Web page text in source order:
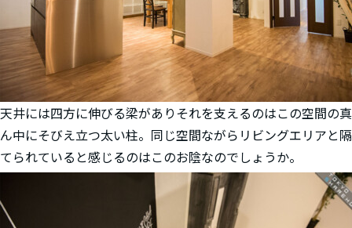
天井には四方に伸びる梁がありそれを支えるのはこの空間の真
ん中にそびえ立つ太い柱。同じ空間ながらリビングエリアと隔
てられていると感じるのはこのお陰なのでしょうか。